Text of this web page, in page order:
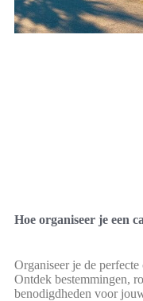
Hoe organiseer je een
Organiseer je de
Ontdek bestemmingen,
benodigdheden voor